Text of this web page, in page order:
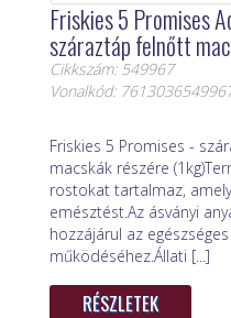
Friskies 5 Promises
száraztáp felnőtt
Cikkszám: 549967
Vonalkód:
Friskies 5 Promises -
macskák részére
rostokat tartalmaz,
emésztést.Az ásványi
hozzájárul az
működéséhez.Állati [...]
RÉSZLETEK